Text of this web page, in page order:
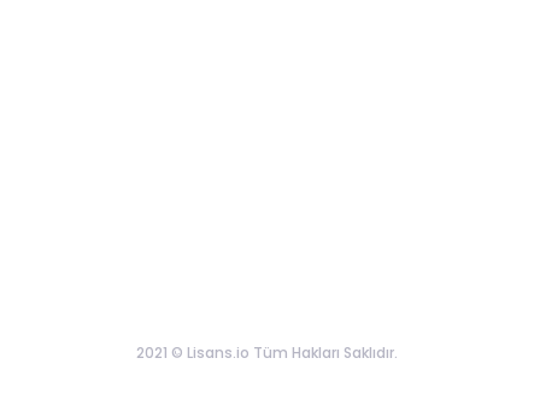
2021 © Lisans.io Tüm Hakları Saklıdır.